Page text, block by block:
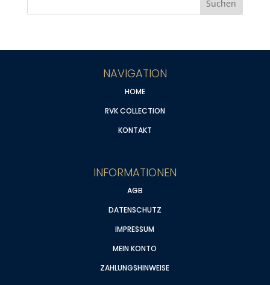
NAVIGATION
HOME
RVK COLLECTION
KONTAKT
INFORMATIONEN
AGB
DATENSCHUTZ
IMPRESSUM
MEIN KONTO
ZAHLUNGSHINWEISE